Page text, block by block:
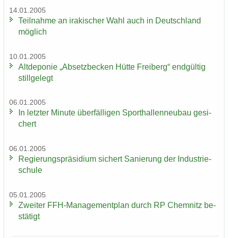
14.01.2005
Teil­nah­me an ira­ki­scher Wahl auch in Deutsch­land
mög­lich
10.01.2005
Alt­de­po­nie „Ab­setz­be­cken Hütte Frei­berg“ end­gül­tig
still­ge­legt
06.01.2005
In letz­ter Mi­nu­te über­fäl­li­gen Sport­hal­len­neu­bau ge­si­
chert
06.01.2005
Re­gie­rungs­prä­si­di­um si­chert Sa­nie­rung der In­dus­trie­
schu­le
05.01.2005
Zwei­ter FFH-​Managementplan durch RP Chem­nitz be­
stä­tigt